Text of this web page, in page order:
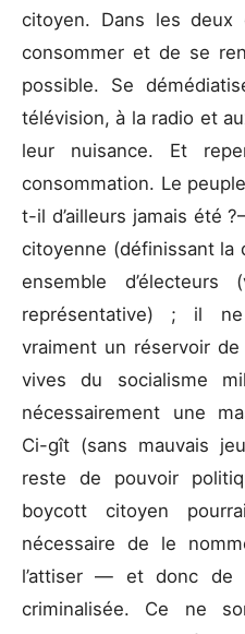
citoyen. Dans les deux
consommer et de se
possible. Se
télévision, à la radio et
leur nuisance. Et
consommation. Le
t-il d’ailleurs jamais été
citoyenne (définissant la
ensemble d’électeurs
représentative) ; il
vraiment un réservoir
vives du socialisme
nécessairement une
Ci-gît (sans mauvais
reste de pouvoir
boycott citoyen
nécessaire de le
l’attiser — et donc
criminalisée. Ce ne